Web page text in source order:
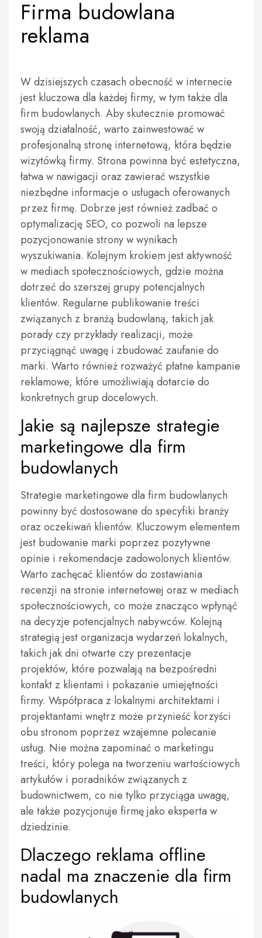
Firma budowlana
reklama
W dzisiejszych czasach obecność w internecie
jest kluczowa dla każdej firmy, w tym także dla
firm budowlanych. Aby skutecznie promować
swoją działalność, warto zainwestować w
profesjonalną stronę internetową, która będzie
wizytówką firmy. Strona powinna być estetyczna,
łatwa w nawigacji oraz zawierać wszystkie
niezbędne informacje o usługach oferowanych
przez firmę. Dobrze jest również zadbać o
optymalizację SEO, co pozwoli na lepsze
pozycjonowanie strony w wynikach
wyszukiwania. Kolejnym krokiem jest aktywność
w mediach społecznościowych, gdzie można
dotrzeć do szerszej grupy potencjalnych
klientów. Regularne publikowanie treści
związanych z branżą budowlaną, takich jak
porady czy przykłady realizacji, może
przyciągnąć uwagę i zbudować zaufanie do
marki. Warto również rozważyć płatne kampanie
reklamowe, które umożliwiają dotarcie do
konkretnych grup docelowych.
Jakie są najlepsze strategie
marketingowe dla firm
budowlanych
Strategie marketingowe dla firm budowlanych
powinny być dostosowane do specyfiki branży
oraz oczekiwań klientów. Kluczowym elementem
jest budowanie marki poprzez pozytywne
opinie i rekomendacje zadowolonych klientów.
Warto zachęcać klientów do zostawiania
recenzji na stronie internetowej oraz w mediach
społecznościowych, co może znacząco wpłynąć
na decyzje potencjalnych nabywców. Kolejną
strategią jest organizacja wydarzeń lokalnych,
takich jak dni otwarte czy prezentacje
projektów, które pozwalają na bezpośredni
kontakt z klientami i pokazanie umiejętności
firmy. Współpraca z lokalnymi architektami i
projektantami wnętrz może przynieść korzyści
obu stronom poprzez wzajemne polecanie
usług. Nie można zapominać o marketingu
treści, który polega na tworzeniu wartościowych
artykułów i poradników związanych z
budownictwem, co nie tylko przyciąga uwagę,
ale także pozycjonuje firmę jako eksperta w
dziedzinie.
Dlaczego reklama offline
nadal ma znaczenie dla firm
budowlanych